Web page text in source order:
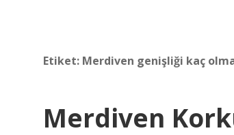
Etiket: Merdiven genişliği kaç
Merdiven